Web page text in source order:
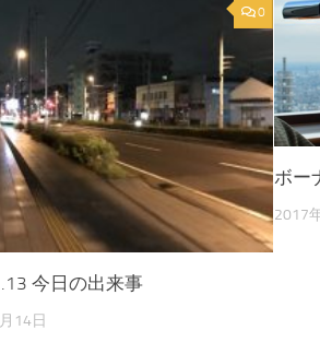
0
今日の出来事
14日
ボー
2017